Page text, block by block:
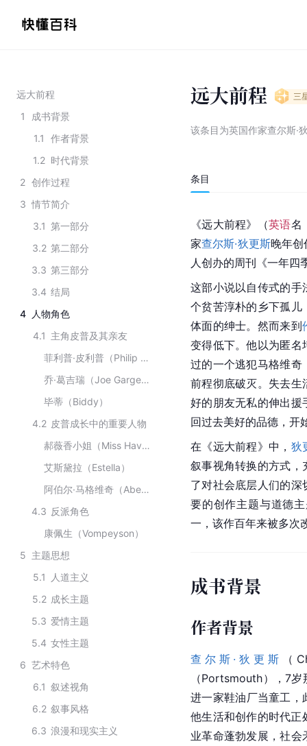
远大前程
1
成书背景
1.1
作者背景
1.2 时代背景
2 创作过程
3 情节简介
3.1 第一部分
3.2 第二部分
3.3 第三部分
3.4 结局
4
人物角色
4.1 主角皮普及其亲友
菲利普·皮利普（Philip Pirrip）
乔·葛吉瑞（Joe Gargery）
毕蒂（Biddy）
4.2 皮普成长中的重要人物
郝薇香小姐（Miss Havisham）
艾斯黛拉（Estella）
阿伯尔·马格维奇（Abel Magwitch）
4.3 反派角色
康佩生（Vompeyson）
5 主题思想
5.1
人道主义
5.2 成长主题
5.3 爱情主题
5.4 女性主题
6 艺术特色
6.1 叙述视角
6.2 叙事风格
6.3 浪漫和现实主义
远大前程 三
该条目为英国作家查尔斯·
条目
《远大前程》（英语名
家查尔斯·狄更斯晚年创
人创办的周刊《一年四
这部小说以自传式的手
个贫苦淳朴的乡下孤儿
体面的绅士。然而来到
变得低下。他以为匿名
过的一个逃犯马格维奇
前程彻底破灭。失去生
好的朋友无私的伸出援
回过去美好的品德，开
在《远大前程》中， 狄
叙事视角转换的方式，
了对社会底层人们的
要的创作主题与道德
一，该作百年来被多次
成书背景
作者背景
查尔斯·狄更斯
（
（Portsmouth），7
进一家鞋油厂当童工
他生活和创作的时代正
业革命蓬勃发展，社